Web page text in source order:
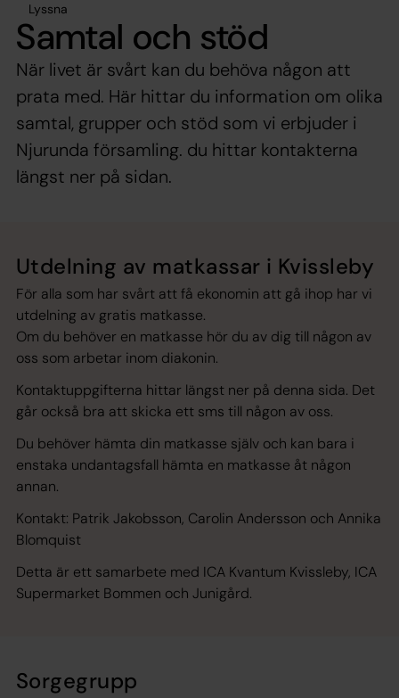
Lyssna
Samtal och stöd
När livet är svårt kan du behöva någon att
prata med. Här hittar du information om olika
samtal, grupper och stöd som vi erbjuder i
Njurunda församling. du hittar kontakterna
längst ner på sidan.
Utdelning av matkassar i Kvissleby
För alla som har svårt att få ekonomin att gå ihop har vi
utdelning av gratis matkasse.
Om du behöver en matkasse hör du av dig till någon av
oss som arbetar inom diakonin.
Kontaktuppgifterna hittar längst ner på denna sida. Det
går också bra att skicka ett sms till någon av oss.
Du behöver hämta din matkasse själv och kan bara i
enstaka undantagsfall hämta en matkasse åt någon
annan.
Kontakt: Patrik Jakobsson, Carolin Andersson och Annika
Blomquist
Detta är ett samarbete med ICA Kvantum Kvissleby, ICA
Supermarket Bommen och Junigård.
Sorgegrupp